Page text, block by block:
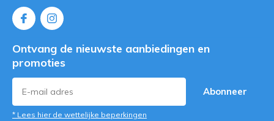
Ontvang de nieuwste aanbiedingen en
promoties
Abonneer
* Lees hier de wettelijke beperkingen